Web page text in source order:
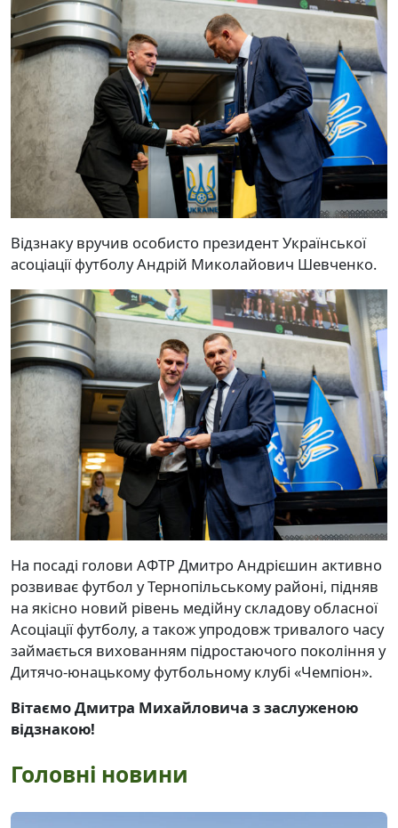
Відзнаку вручив особисто президент Української
асоціації футболу Андрій Миколайович Шевченко.
На посаді голови АФТР Дмитро Андрієшин активно
розвиває футбол у Тернопільському районі, підняв
на якісно новий рівень медійну складову обласної
Асоціації футболу, а також упродовж тривалого часу
займається вихованням підростаючого покоління у
Дитячо-юнацькому футбольному клубі «Чемпіон».
Вітаємо Дмитра Михайловича з заслуженою
відзнакою!
Головні новини